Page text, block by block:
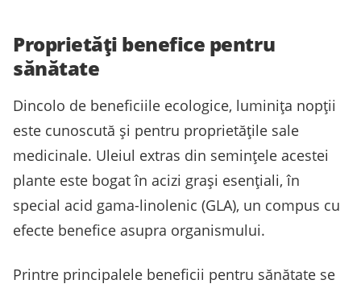
Proprietăți benefice pentru
sănătate
Dincolo de beneficiile ecologice, luminița nopții
este cunoscută și pentru proprietățile sale
medicinale. Uleiul extras din semințele acestei
plante este bogat în acizi grași esențiali, în
special acid gama-linolenic (GLA), un compus cu
efecte benefice asupra organismului.
Printre principalele beneficii pentru sănătate se